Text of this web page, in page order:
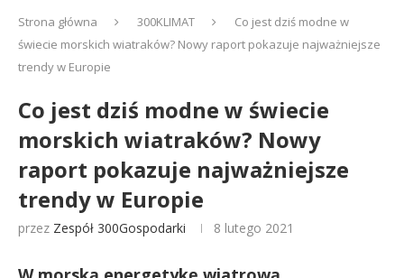
Strona główna 300KLIMAT
Co jest dziś modne w
świecie morskich wiatraków? Nowy raport pokazuje najważniejsze
trendy w Europie
Co jest dziś modne w świecie
morskich wiatraków? Nowy
raport pokazuje najważniejsze
trendy w Europie
przez Zespół 300Gospodarki 8 lutego 2021